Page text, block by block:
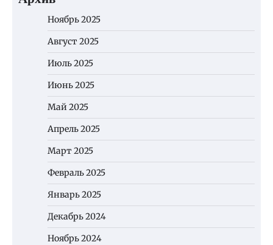
Ноябрь 2025
Август 2025
Июль 2025
Июнь 2025
Май 2025
Апрель 2025
Март 2025
Февраль 2025
Январь 2025
Декабрь 2024
Ноябрь 2024